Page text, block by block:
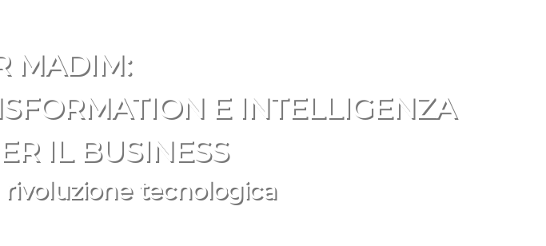
MADIM:
E INTELLIGENZA
IL BUSINESS
tecnologica